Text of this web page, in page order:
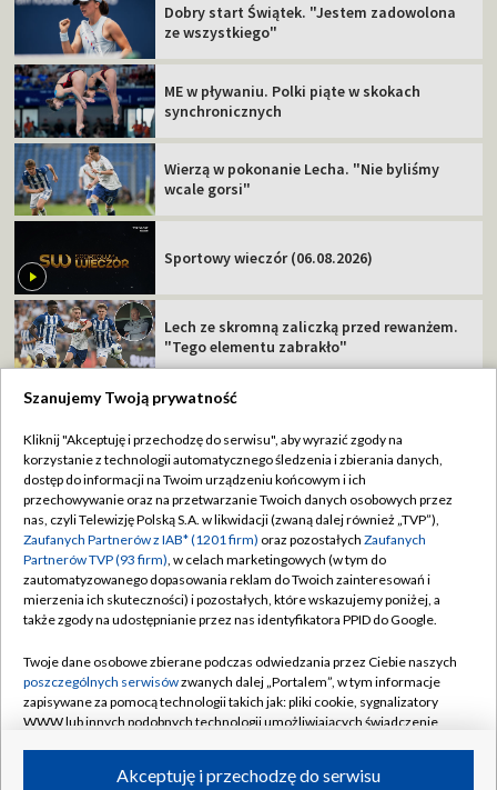
Dobry start Świątek. "Jestem zadowolona
ze wszystkiego"
ME w pływaniu. Polki piąte w skokach
synchronicznych
Wierzą w pokonanie Lecha. "Nie byliśmy
wcale gorsi"
Sportowy wieczór (06.08.2026)
Lech ze skromną zaliczką przed rewanżem.
"Tego elementu zabrakło"
TVP
Abonament TVP
Sklep TVP
Biuro Reklamy
Oferta Handlowa
Emisja w TVP
Rada Programowa
Ogłoszenia przetargowe
Akademia Telewizyjna
Regulamin TVP
Polityka prywatności
Moje zgody
Biuro reklamy
Kanały
©2026 Telewizja Polska Spółka Akcyjna w likwidacji
Szanujemy Twoją prywatność
Kliknij "Akceptuję i przechodzę do serwisu", aby wyrazić zgody na
korzystanie z technologii automatycznego śledzenia i zbierania danych,
dostęp do informacji na Twoim urządzeniu końcowym i ich
przechowywanie oraz na przetwarzanie Twoich danych osobowych przez
nas, czyli Telewizję Polską S.A. w likwidacji (zwaną dalej również „TVP”),
Zaufanych Partnerów z IAB* (1201 firm) oraz pozostałych Zaufanych
Partnerów TVP (93 firm), w celach marketingowych (w tym do
zautomatyzowanego dopasowania reklam do Twoich zainteresowań i
mierzenia ich skuteczności) i pozostałych, które wskazujemy poniżej, a
także zgody na udostępnianie przez nas identyfikatora PPID do Google.
Twoje dane osobowe zbierane podczas odwiedzania przez Ciebie naszych
poszczególnych serwisówzwanych dalej „Portalem”, w tym informacje
zapisywane za pomocą technologii takich jak: pliki cookie, sygnalizatory
WWW lub innych podobnych technologii umożliwiających świadczenie
ruchu w Internecie.Akceptuję i przechodzę do serwisu